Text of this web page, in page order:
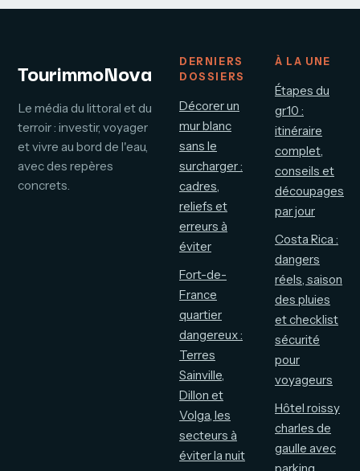
TourimmoNova
Le média du littoral et du
terroir : investir, voyager
et vivre au bord de l'eau,
avec des repères
concrets.
DERNIERS
DOSSIERS
Décorer un
mur blanc
sans le
surcharger :
cadres,
reliefs et
erreurs à
éviter
Fort-de-
France
quartier
dangereux :
Terres
Sainville,
Dillon et
Volga, les
secteurs à
éviter la nuit
À LA UNE
Étapes du
gr10 :
itinéraire
complet,
conseils et
découpages
par jour
Costa Rica :
dangers
réels, saison
des pluies
et checklist
sécurité
pour
voyageurs
Hôtel roissy
charles de
gaulle avec